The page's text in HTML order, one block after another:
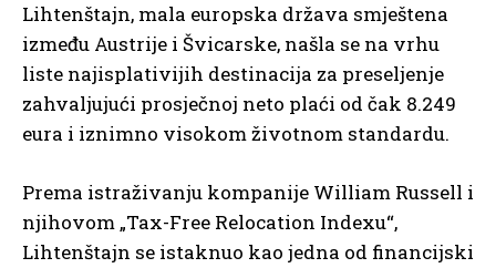
Lihtenštajn, mala europska država smještena
između Austrije i Švicarske, našla se na vrhu
liste najisplativijih destinacija za preseljenje
zahvaljujući prosječnoj neto plaći od čak 8.249
eura i iznimno visokom životnom standardu.
Prema istraživanju kompanije William Russell i
njihovom „Tax-Free Relocation Indexu“,
Lihtenštajn se istaknuo kao jedna od financijski